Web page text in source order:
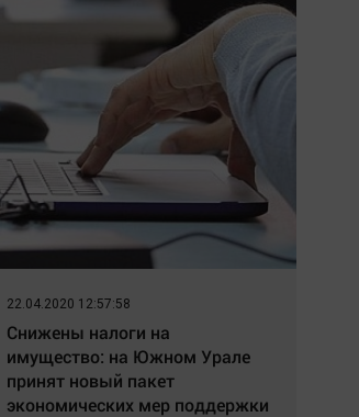
22.04.2020 12:57:58
Снижены налоги на
имущество: на Южном Урале
принят новый пакет
экономических мер поддержки